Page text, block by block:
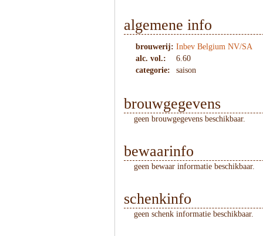
algemene info
brouwerij: Inbev Belgium NV/SA
alc. vol.:
6.60
categorie:
saison
brouwgegevens
geen brouwgegevens beschikbaar.
bewaarinfo
geen bewaar informatie beschikbaar.
schenkinfo
geen schenk informatie beschikbaar.